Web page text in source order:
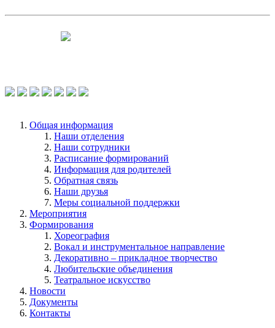
Общая информация
Наши отделения
Наши сотрудники
Расписание формирований
Информация для родителей
Обратная связь
Наши друзья
Меры социальной поддержки
Мероприятия
Формирования
Хореография
Вокал и инструментальное направление
Декоративно – прикладное творчество
Любительские объединения
Театральное искусство
Новости
Документы
Контакты